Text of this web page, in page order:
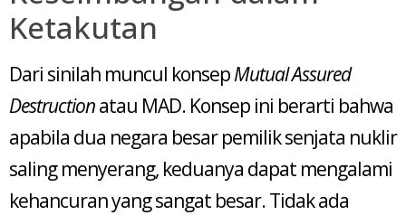
Ketakutan
Dari sinilah muncul konsepMutual Assured
Destructionatau MAD. Konsep ini berarti bahwa
apabila dua negara besar pemilik senjata nuklir
saling menyerang, keduanya dapat mengalami
kehancuran yang sangat besar. Tidak ada